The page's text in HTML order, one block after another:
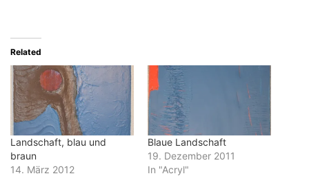
Related
Landschaft, blau und
braun
14. März 2012
Blaue Landschaft
19. Dezember 2011
In "Acryl"